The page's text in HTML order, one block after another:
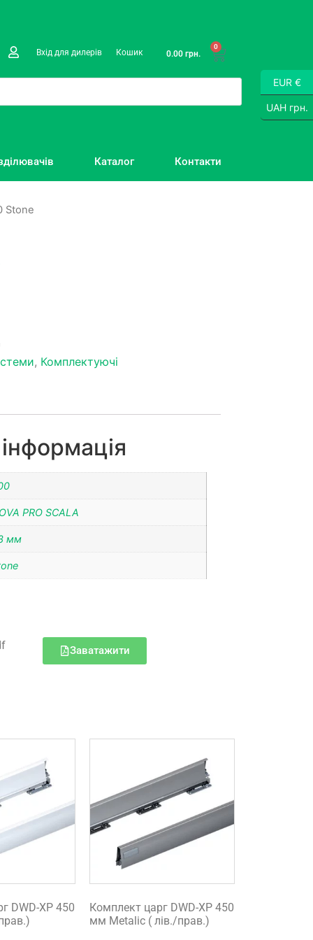
Вхід для дилерів Кошик 0.00 грн.
0
Каталог Контакти
Stone
, Комплектуючі
PRO SCALA
мм
Заватажити
DWD-XP 450
Комплект царг DWD-XP 450
мм Metalic ( лів./прав.)
EUR €
UAH грн.